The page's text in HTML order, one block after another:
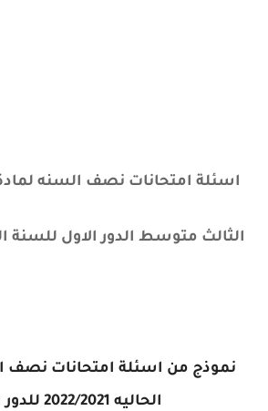
اسئلة امتحانات نصف السنه
الثالث متوسط الدور الاول للسنة الحاليه
نموذج من اسئلة امتحانات نصف
الحاليه 2022/2021 للدور الاول